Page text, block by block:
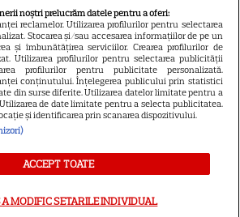
Romania – Toate Drepturile rezervate
noroc sunt interzise minorilor.
noștri prelucrăm datele pentru a oferi:
reclamelor. Utilizarea profilurilor pentru selectarea
Stocarea și/sau accesarea informațiilor de pe un
și îmbunătățirea serviciilor. Crearea profilurilor de
Utilizarea profilurilor pentru selectarea publicității
profilurilor pentru publicitate personalizată.
conținutului. Înțelegerea publicului prin statistici
din surse diferite. Utilizarea datelor limitate pentru a
de date limitate pentru a selecta publicitatea.
și identificarea prin scanarea dispozitivului.
ACCEPT TOATE
MODIFIC SETARILE INDIVIDUAL